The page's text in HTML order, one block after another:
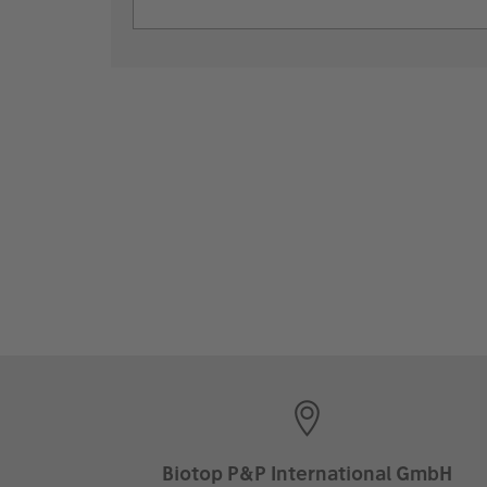
Biotop P&P International GmbH